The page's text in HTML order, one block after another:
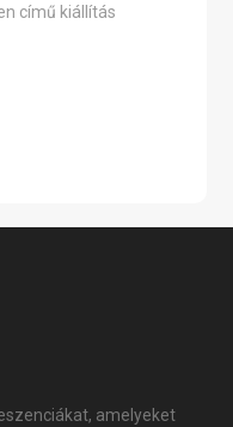
című kiállítás
amelyeket